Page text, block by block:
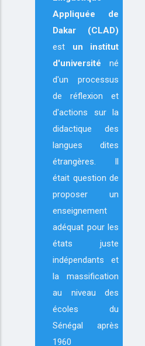
Appliquée de
Dakar (CLAD)
est un institut
d'université né
d'un processus
de réflexion et
d'actions sur la
didactique des
langues dites
étrangères. Il
était question de
proposer un
enseignement
adéquat pour les
états juste
indépendants et
la massification
au niveau des
écoles du
Sénégal après
1960